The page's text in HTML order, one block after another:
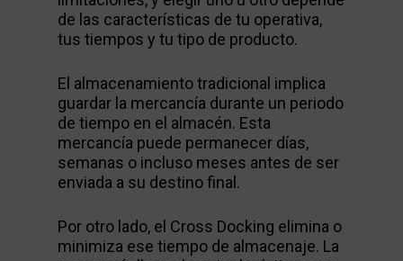
de las características de tu operativa,
tus tiempos y tu tipo de producto.
El almacenamiento tradicional implica
guardar la mercancía durante un periodo
de tiempo en el almacén. Esta
mercancía puede permanecer días,
semanas o incluso meses antes de ser
enviada a su destino final.
Por otro lado, el Cross Docking elimina o
minimiza ese tiempo de almacenaje. La